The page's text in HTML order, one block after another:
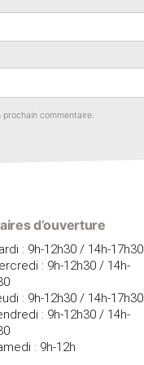
commentaire.
d’ouverture
: 9h-12h30 / 14h-17h30
: 9h-12h30 / 14h-
: 9h-12h30 / 14h-17h30
: 9h-12h30 / 14h-
: 9h-12h